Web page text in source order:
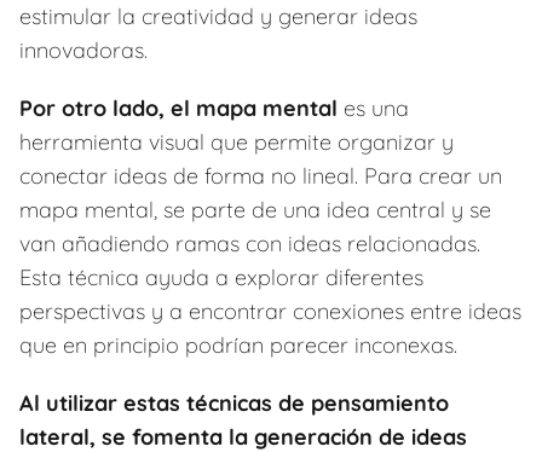
estimular la creatividad y generar ideas
innovadoras.
Por otro lado, el mapa mental es una
herramienta visual que permite organizar y
conectar ideas de forma no lineal. Para crear un
mapa mental, se parte de una idea central y se
van añadiendo ramas con ideas relacionadas.
Esta técnica ayuda a explorar diferentes
perspectivas y a encontrar conexiones entre ideas
que en principio podrían parecer inconexas.
Al utilizar estas técnicas de pensamiento
lateral, se fomenta la generación de ideas